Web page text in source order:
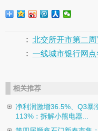
: 北交所开市第二周
: 一线城市银行网
相关推荐
净利润激增36.5%、Q3暴
113%：拆解小熊电器...